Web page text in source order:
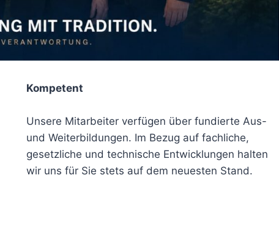
Kompetent
Unsere Mitarbeiter verfügen über fundierte Aus-
und Weiterbildungen. Im Bezug auf fachliche,
gesetzliche und technische Entwicklungen halten
wir uns für Sie stets auf dem neuesten Stand.